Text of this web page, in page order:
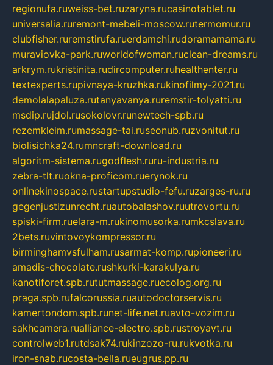
regionufa.ruweiss-bet.ruzaryna.rucasinotablet.ru
universalia.ruremont-mebeli-moscow.rutermomur.ru
clubfisher.ruremstirufa.ruerdamchi.rudoramamama.ru
muraviovka-park.ruworldofwoman.ruclean-dreams.ru
arkrym.rukristinita.rudircomputer.ruhealthenter.ru
textexperts.rupivnaya-kruzhka.rukinofilmy-2021.ru
demolalapaluza.rutanyavanya.ruremstir-tolyatti.ru
msdip.rujdol.rusokolovr.runewtech-spb.ru
rezemkleim.rumassage-tai.ruseonub.ruzvonitut.ru
biolisichka24.rumncraft-download.ru
algoritm-sistema.rugodflesh.ruru-industria.ru
zebra-tlt.ruokna-proficom.ruerynok.ru
onlinekinospace.rustartupstudio-fefu.ruzarges-ru.ru
gegenjustizunrecht.ruautobalashov.ruutrovortu.ru
spiski-firm.ruelara-m.rukinomusorka.rumkcslava.ru
2bets.ruvintovoykompressor.ru
birminghamvsfulham.rusarmat-komp.rupioneeri.ru
amadis-chocolate.rushkurki-karakulya.ru
kanotiforet.spb.rututmassage.ruecolog.org.ru
praga.spb.rufalcorussia.ruautodoctorservis.ru
kamertondom.spb.runet-life.net.ruavto-vozim.ru
sakhcamera.rualliance-electro.spb.rustroyavt.ru
controlweb1.rutdsak74.rukinzozo-ru.rukvotka.ru
iron-snab.rucosta-bella.rueugrus.pp.ru